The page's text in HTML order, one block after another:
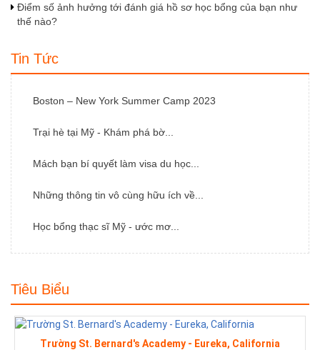
Điểm số ảnh hưởng tới đánh giá hồ sơ học bổng của bạn như
thế nào?
Tin Tức
Boston – New York Summer Camp 2023
Trại hè tại Mỹ - Khám phá bờ...
Mách bạn bí quyết làm visa du học...
Những thông tin vô cùng hữu ích về...
Học bổng thạc sĩ Mỹ - ước mơ...
Tiêu Biểu
Trường St. Bernard's Academy - Eureka, California